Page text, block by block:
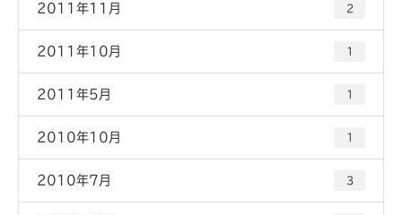
2011年11月 2
2011年10月 1
2011年5月 1
2010年10月 1
2010年7月 3